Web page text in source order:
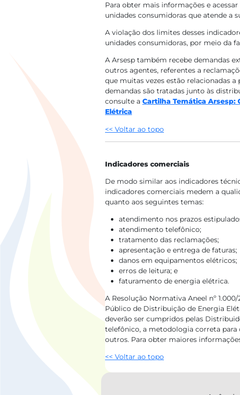
Para obter mais informações e
unidades consumidoras que atende a
A violação dos limites desses
unidades consumidoras, por meio da
A Arsesp também recebe demandas
outros agentes, referentes a
que muitas vezes estão relacionadas
demandas são tratadas junto às
consulte a Cartilha Temática Arsesp:
Elétrica​
<< Voltar ao topo​
Indicadores comerciais
De modo similar aos indicadores
indicadores comerciais medem a
quanto aos seguintes temas:
atendimento nos prazos
atendimento telefônico;
tratamento das reclamações;
apresentação e entrega de faturas;
danos em equipamentos elétricos;
erros de leitura; e
faturamento de energia elétrica.
A Resolução Normativa Aneel nº
Público de Distribuição de Energia
deverão ser cumpridos pelas
telefônico, a metodologia correta
outros. Para obter maiores
<< Voltar ao topo​